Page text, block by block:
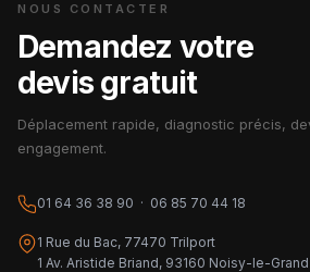
NOUS CONTACTER
Demandez votre
devis gratuit
Déplacement rapide, diagnostic précis,
engagement.
01 64 36 38 90 · 06 85 70 44 18
1 Rue du Bac, 77470 Trilport
1 Av. Aristide Briand, 93160 Noisy-le-Grand